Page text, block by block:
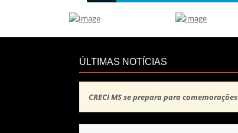
ÚLTIMAS NOTÍCIAS
CRECI MS se prepara para comemorações